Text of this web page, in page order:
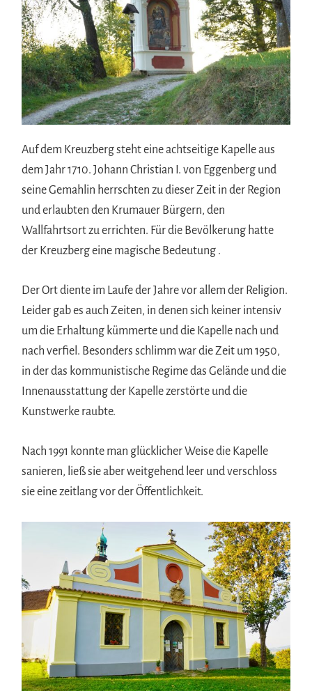
Auf dem Kreuzberg steht eine achtseitige Kapelle aus
dem Jahr 1710. Johann Christian I. von Eggenberg und
seine Gemahlin herrschten zu dieser Zeit in der Region
und erlaubten den Krumauer Bürgern, den
Wallfahrtsort zu errichten. Für die Bevölkerung hatte
der Kreuzberg eine magische Bedeutung .
Der Ort diente im Laufe der Jahre vor allem der Religion.
Leider gab es auch Zeiten, in denen sich keiner intensiv
um die Erhaltung kümmerte und die Kapelle nach und
nach verfiel. Besonders schlimm war die Zeit um 1950,
in der das kommunistische Regime das Gelände und die
Innenausstattung der Kapelle zerstörte und die
Kunstwerke raubte.
Nach 1991 konnte man glücklicher Weise die Kapelle
sanieren, ließ sie aber weitgehend leer und verschloss
sie eine zeitlang vor der Öffentlichkeit.